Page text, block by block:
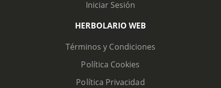
Iniciar Sesión
HERBOLARIO WEB
Términos y Condiciones
Política Cookies
Política Privacidad